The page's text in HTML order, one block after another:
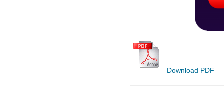
Download PDF